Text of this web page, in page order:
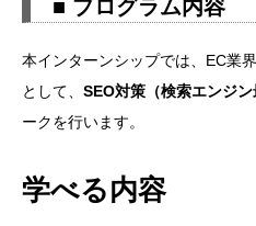
■ プログラム内容
本インターンシップでは、EC業
として、 SEO対策（検索エンジン
ークを行います。
学べる内容
■ インターンシップ概要
■ プログラムの特徴
1. EC販売促進をリアルに
3. 天文館オフィスでの対面